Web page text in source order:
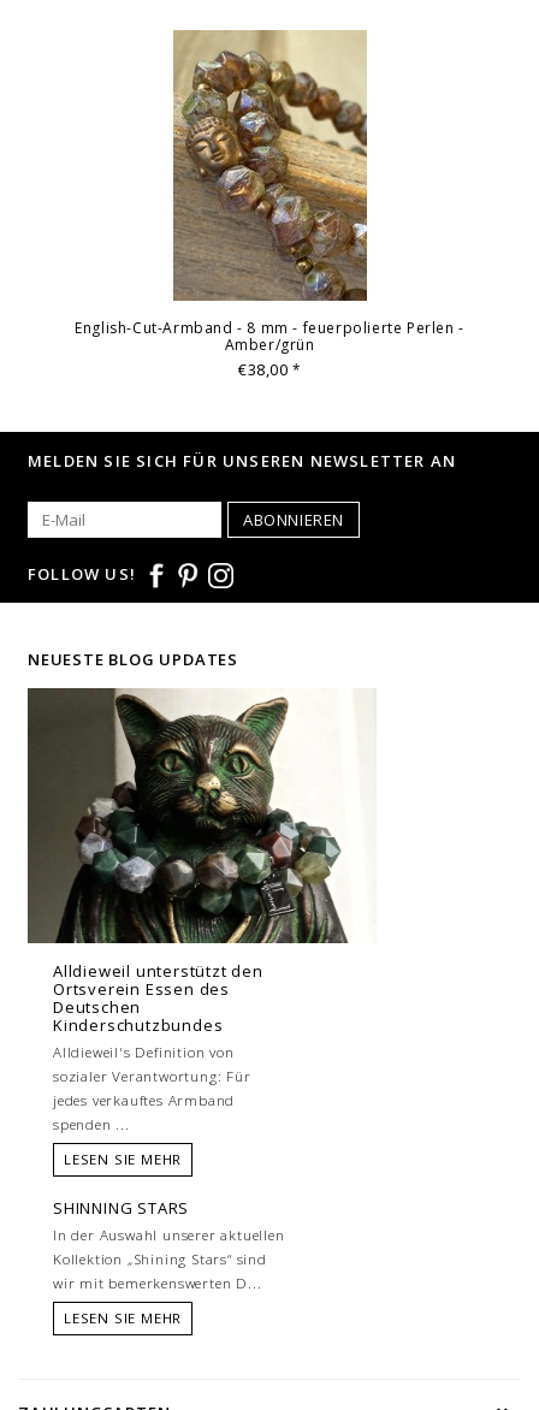
English-Cut-Armband - 8 mm - feuerpolierte Perlen -
Amber/grün
€38,00*
MELDEN SIE SICH FÜR UNSEREN NEWSLETTER AN
ABONNIEREN
FOLLOW US!
NEUESTE BLOG UPDATES
Alldieweil unterstützt den
Ortsverein Essen des
Deutschen
Kinderschutzbundes
Alldieweil's Definition von
sozialer Verantwortung: Für
jedes verkauftes Armband
spenden ...
LESEN SIE MEHR
SHINNING STARS
In der Auswahl unserer aktuellen
Kollektion „Shining Stars“ sind
wir mit bemerkenswerten D...
LESEN SIE MEHR